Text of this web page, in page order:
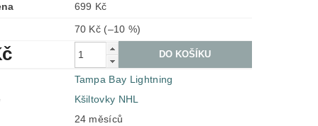
699 Kč
70 Kč (–10 %)
Tampa Bay Lightning
Kšiltovky NHL
24 měsíců